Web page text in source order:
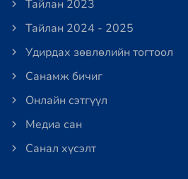
Тайлан 2023
Тайлан 2024 - 2025
Удирдах зөвлөлийн тогтоол
Санамж бичиг
Онлайн сэтгүүл
Медиа сан
Санал хүсэлт